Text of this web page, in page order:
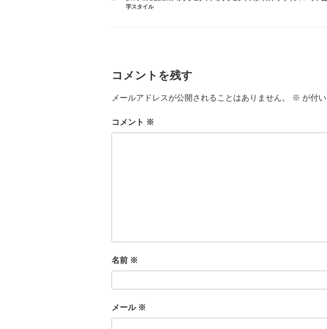
テ
字スタイル
コメントを残す
メールアドレスが公開されることはありません。 ※ が付
コメント ※
名前 ※
メール ※